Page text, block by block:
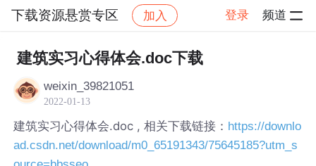
下载资源悬赏专区 加入 登录 频道
社区 下载资源悬赏专区 帖子详情
建筑实习心得体会.doc下载
weixin_39821051
2022-01-13
建筑实习心得体会.doc , 相关下载链接： https://downlo
ad.csdn.net/download/m0_65191343/75645185?utm_s